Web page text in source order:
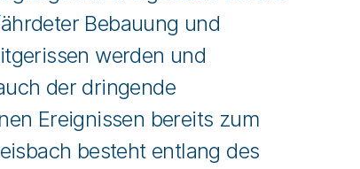
Bebauung und
werden und
der dringende
Ereignissen bereits zum
besteht entlang des